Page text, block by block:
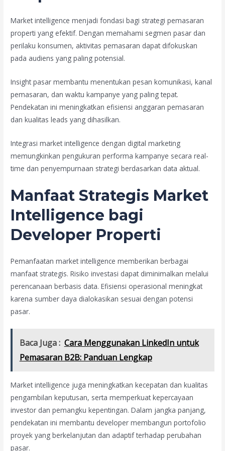
Market intelligence menjadi fondasi bagi strategi pemasaran
properti yang efektif. Dengan memahami segmen pasar dan
perilaku konsumen, aktivitas pemasaran dapat difokuskan
pada audiens yang paling potensial.
Insight pasar membantu menentukan pesan komunikasi, kanal
pemasaran, dan waktu kampanye yang paling tepat.
Pendekatan ini meningkatkan efisiensi anggaran pemasaran
dan kualitas leads yang dihasilkan.
Integrasi market intelligence dengan digital marketing
memungkinkan pengukuran performa kampanye secara real-
time dan penyempurnaan strategi berdasarkan data aktual.
Manfaat Strategis Market
Intelligence bagi
Developer Properti
Pemanfaatan market intelligence memberikan berbagai
manfaat strategis. Risiko investasi dapat diminimalkan melalui
perencanaan berbasis data. Efisiensi operasional meningkat
karena sumber daya dialokasikan sesuai dengan potensi
pasar.
Baca Juga : Cara Menggunakan LinkedIn untuk
Pemasaran B2B: Panduan Lengkap
Market intelligence juga meningkatkan kecepatan dan kualitas
pengambilan keputusan, serta memperkuat kepercayaan
investor dan pemangku kepentingan. Dalam jangka panjang,
pendekatan ini membantu developer membangun portofolio
proyek yang berkelanjutan dan adaptif terhadap perubahan
pasar.